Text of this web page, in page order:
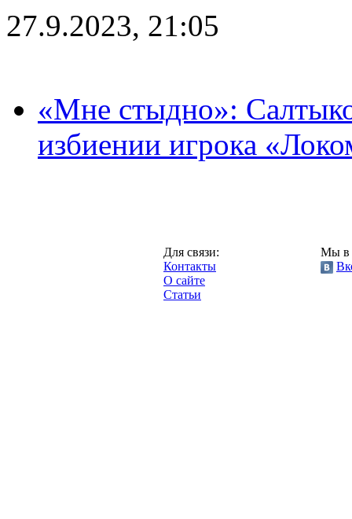
27.9.2023, 21:05
«Мне стыдно»:
избиении игрока
Для связи:
Контакты
О сайте
Статьи
Мы в